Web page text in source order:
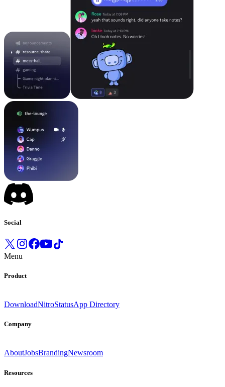
Social
Menu
Product
DownloadNitroStatusApp Directory
Company
AboutJobsBrandingNewsroom
Resources